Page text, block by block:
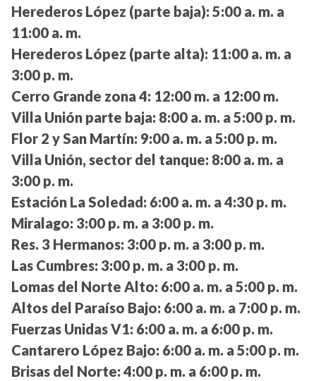
Herederos López (parte baja): 5:00 a. m. a
11:00 a. m.
Herederos López (parte alta): 11:00 a. m. a
3:00 p. m.
Cerro Grande zona 4: 12:00 m. a 12:00 m.
Villa Unión parte baja: 8:00 a. m. a 5:00 p. m.
Flor 2 y San Martín: 9:00 a. m. a 5:00 p. m.
Villa Unión, sector del tanque: 8:00 a. m. a
3:00 p. m.
Estación La Soledad: 6:00 a. m. a 4:30 p. m.
Miralago: 3:00 p. m. a 3:00 p. m.
Res. 3 Hermanos: 3:00 p. m. a 3:00 p. m.
Las Cumbres: 3:00 p. m. a 3:00 p. m.
Lomas del Norte Alto: 6:00 a. m. a 5:00 p. m.
Altos del Paraíso Bajo: 6:00 a. m. a 7:00 p. m.
Fuerzas Unidas V1: 6:00 a. m. a 6:00 p. m.
Cantarero López Bajo: 6:00 a. m. a 5:00 p. m.
Brisas del Norte: 4:00 p. m. a 6:00 p. m.